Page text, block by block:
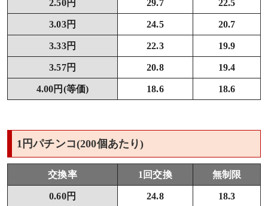
2.50円 29.7 22.5
3.03円 24.5 20.7
3.33円 22.3 19.9
3.57円 20.8 19.4
4.00円(等価) 18.6 18.6
1円パチンコ(200個あたり)
交換率 1回交換 無制限
0.60円 24.8 18.3